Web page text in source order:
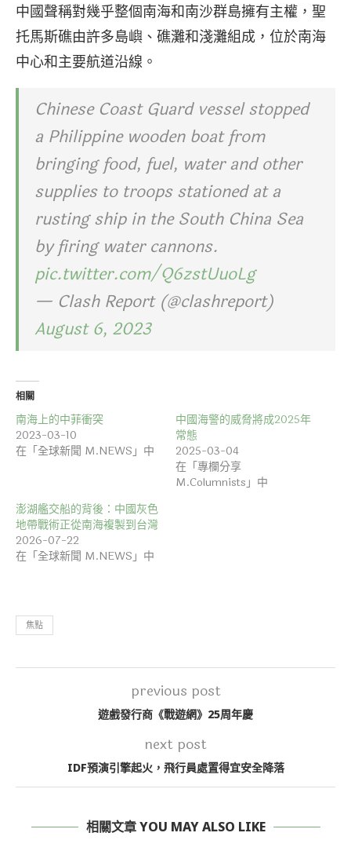
中國聲稱對幾乎整個南海和南沙群島擁有主權，聖
托馬斯礁由許多島嶼、礁灘和淺灘組成，位於南海
中心和主要航道沿線。
Chinese Coast Guard vessel stopped
a Philippine wooden boat from
bringing food, fuel, water and other
supplies to troops stationed at a
rusting ship in the South China Sea
by firing water cannons.
pic.twitter.com/Q6zstUuoLg
— Clash Report (@clashreport)
August 6, 2023
相關
南海上的中菲衝突
2023-03-10
在「全球新聞 M.NEWS」中
中國海警的威脅將成2025年
常態
2025-03-04
在「專欄分享
M.Columnists」中
澎湖艦交船的背後：中國灰色
地帶戰術正從南海複製到台灣
2026-07-22
在「全球新聞 M.NEWS」中
焦點
previous post
遊戲發行商《戰遊網》25周年慶
next post
IDF預演引擎起火，飛行員處置得宜安全降落
相關文章 YOU MAY ALSO LIKE